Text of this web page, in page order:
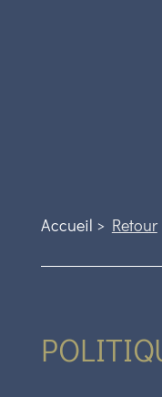
Accueil > Retour